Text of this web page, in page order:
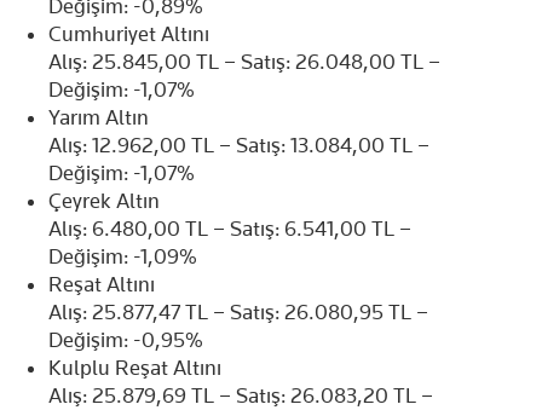
Değişim: -0,89%
Cumhuriyet Altını
Alış: 25.845,00 TL – Satış: 26.048,00 TL –
Değişim: -1,07%
Yarım Altın
Alış: 12.962,00 TL – Satış: 13.084,00 TL –
Değişim: -1,07%
Çeyrek Altın
Alış: 6.480,00 TL – Satış: 6.541,00 TL –
Değişim: -1,09%
Reşat Altını
Alış: 25.877,47 TL – Satış: 26.080,95 TL –
Değişim: -0,95%
Kulplu Reşat Altını
Alış: 25.879,69 TL – Satış: 26.083,20 TL –